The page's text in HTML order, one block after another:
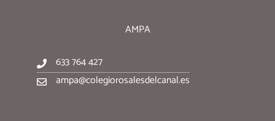
AMPA
633 764 427
ampa@colegiorosalesdelcanal.es